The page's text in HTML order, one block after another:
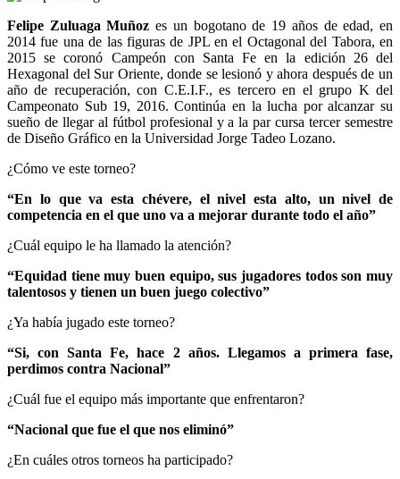
Felipe Zuluaga Muñozes un bogotano de 19 años de edad, en
2014 fue una de las figuras de JPL en el Octagonal del Tabora, en
2015 se coronó Campeón con Santa Fe en la edición 26 del
Hexagonal del Sur Oriente, donde se lesionó y ahora después de un
año de recuperación, con C.E.I.F., es tercero en el grupo K del
Campeonato Sub 19, 2016. Continúa en la lucha por alcanzar su
sueño de llegar al fútbol profesional y a la par cursa tercer semestre
de Diseño Gráfico en la Universidad Jorge Tadeo Lozano.
¿Cómo ve este torneo?
“En lo que va esta chévere, el nivel esta alto, un nivel de
competencia en el que uno va a mejorar durante todo el año”
¿Cuál equipo le ha llamado la atención?
“Equidad tiene muy buen equipo, sus jugadores todos son muy
talentosos y tienen un buen juego colectivo”
¿Ya había jugado este torneo?
“Si, con Santa Fe, hace 2 años. Llegamos a primera fase,
perdimos contra Nacional”
¿Cuál fue el equipo más importante que enfrentaron?
“Nacional que fue el que nos eliminó”
¿En cuáles otros torneos ha participado?